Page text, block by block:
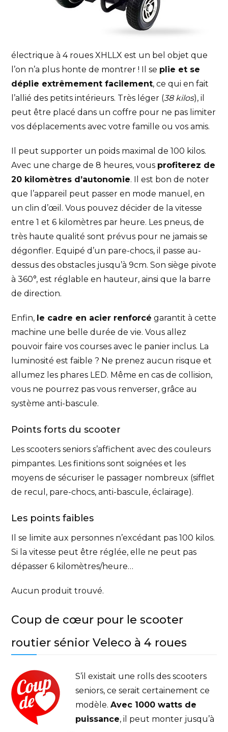
électrique à 4 roues XHLLX est un bel objet que
l’on n’a plus honte de montrer ! Il se plie et se
déplie extrêmement facilement, ce qui en fait
l’allié des petits intérieurs. Très léger (38 kilos), il
peut être placé dans un coffre pour ne pas limiter
vos déplacements avec votre famille ou vos amis.
Il peut supporter un poids maximal de 100 kilos.
Avec une charge de 8 heures, vous profiterez de
20 kilomètres d’autonomie. Il est bon de noter
que l’appareil peut passer en mode manuel, en
un clin d’œil. Vous pouvez décider de la vitesse
entre 1 et 6 kilomètres par heure. Les pneus, de
très haute qualité sont prévus pour ne jamais se
dégonfler. Equipé d’un pare-chocs, il passe au-
dessus des obstacles jusqu’à 9cm. Son siège pivote
à 360°, est réglable en hauteur, ainsi que la barre
de direction.
Enfin, le cadre en acier renforcé garantit à cette
machine une belle durée de vie. Vous allez
pouvoir faire vos courses avec le panier inclus. La
luminosité est faible ? Ne prenez aucun risque et
allumez les phares LED. Même en cas de collision,
vous ne pourrez pas vous renverser, grâce au
système anti-bascule.
Points forts du scooter
Les scooters seniors s’affichent avec des couleurs
pimpantes. Les finitions sont soignées et les
moyens de sécuriser le passager nombreux (sifflet
de recul, pare-chocs, anti-bascule, éclairage).
Les points faibles
Il se limite aux personnes n’excédant pas 100 kilos.
Si la vitesse peut être réglée, elle ne peut pas
dépasser 6 kilomètres/heure…
Aucun produit trouvé.
Coup de cœur pour le scooter
routier sénior Veleco à 4 roues
S’il existait une rolls des scooters
seniors, ce serait certainement ce
modèle.Avec 1000 watts de
puissance, il peut monter jusqu’à